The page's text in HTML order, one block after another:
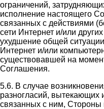
ограничений,
исполнение настоящего
связанных с действиями
сети Интернет и/или
ухудшение общей
Интернет и/или
существовавшей на
Соглашения.
5.6. В случае
разногласий, вытекающих
связанных с ним, Стороны